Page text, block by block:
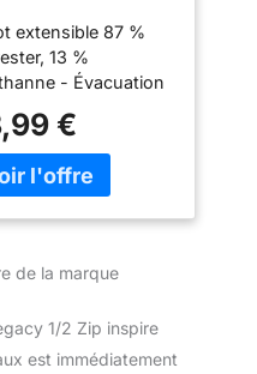
T pour
extensible 87 %
13 %
- Évacuation
saisonniers
personnalisés
de casier
centrale YKK sur le
€
de la marque
1/2 Zip inspire
est immédiatement